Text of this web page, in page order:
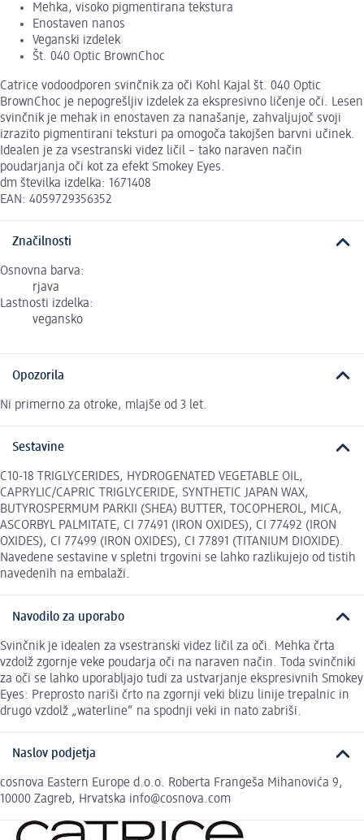
Mehka, visoko pigmentirana tekstura
Enostaven nanos
Veganski izdelek
Št. 040 Optic BrownChoc
Catrice vodoodporen svinčnik za oči Kohl Kajal št. 040 Optic
BrownChoc je nepogrešljiv izdelek za ekspresivno ličenje oči. Lesen
svinčnik je mehak in enostaven za nanašanje, zahvaljujoč svoji
izrazito pigmentirani teksturi pa omogoča takojšen barvni učinek.
Idealen je za vsestranski videz ličil – tako naraven način
poudarjanja oči kot za efekt Smokey Eyes.
dm številka izdelka: 1671408
EAN: 4059729356352
Značilnosti
Osnovna barva:
rjava
Lastnosti izdelka:
vegansko
Opozorila
Ni primerno za otroke, mlajše od 3 let.
Sestavine
C10-18 TRIGLYCERIDES, HYDROGENATED VEGETABLE OIL,
CAPRYLIC/CAPRIC TRIGLYCERIDE, SYNTHETIC JAPAN WAX,
BUTYROSPERMUM PARKII (SHEA) BUTTER, TOCOPHEROL, MICA,
ASCORBYL PALMITATE, CI 77491 (IRON OXIDES), CI 77492 (IRON
OXIDES), CI 77499 (IRON OXIDES), CI 77891 (TITANIUM DIOXIDE).
Navedene sestavine v spletni trgovini se lahko razlikujejo od tistih
navedenih na embalaži.
Navodilo za uporabo
Svinčnik je idealen za vsestranski videz ličil za oči. Mehka črta
vzdolž zgornje veke poudarja oči na naraven način. Toda svinčniki
za oči se lahko uporabljajo tudi za ustvarjanje ekspresivnih Smokey
Eyes: Preprosto nariši črto na zgornji veki blizu linije trepalnic in
drugo vzdolž „waterline“ na spodnji veki in nato zabriši.
Naslov podjetja
cosnova Eastern Europe d.o.o. Roberta Frangeša Mihanovića 9,
10000 Zagreb, Hrvatska info@cosnova.com